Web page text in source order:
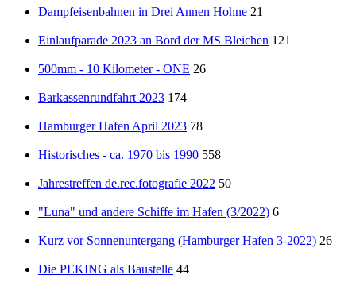
Dampfeisenbahnen in Drei Annen Hohne 21
Einlaufparade 2023 an Bord der MS Bleichen 121
500mm - 10 Kilometer - ONE 26
Barkassenrundfahrt 2023 174
Hamburger Hafen April 2023 78
Historisches - ca. 1970 bis 1990 558
Jahrestreffen de.rec.fotografie 2022 50
"Luna" und andere Schiffe im Hafen (3/2022) 6
Kurz vor Sonnenuntergang (Hamburger Hafen 3-2022) 26
Die PEKING als Baustelle 44